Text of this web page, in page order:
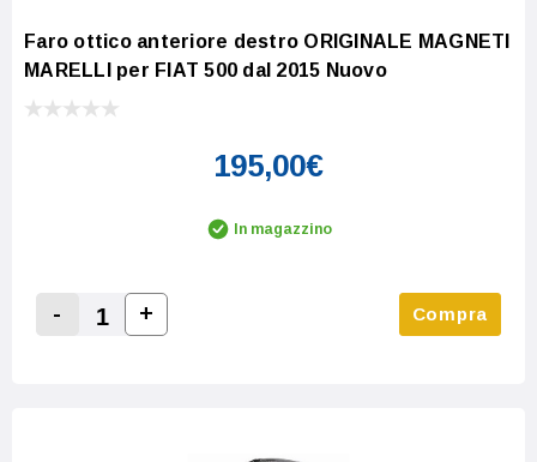
Faro ottico anteriore destro ORIGINALE MAGNETI
MARELLI per FIAT 500 dal 2015 Nuovo
195,00€
In magazzino
Decrease Quantity:
-
Increase Quantity:
+ Compra